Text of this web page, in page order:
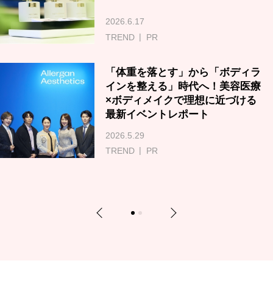
2026.6.17
TREND
PR
「体重を落とす」から「ボディラ
インを整える」時代へ！美容医療
×ボディメイクで理想に近づける
最新イベントレポート
2026.5.29
TREND
PR
Previous 1 2 Next